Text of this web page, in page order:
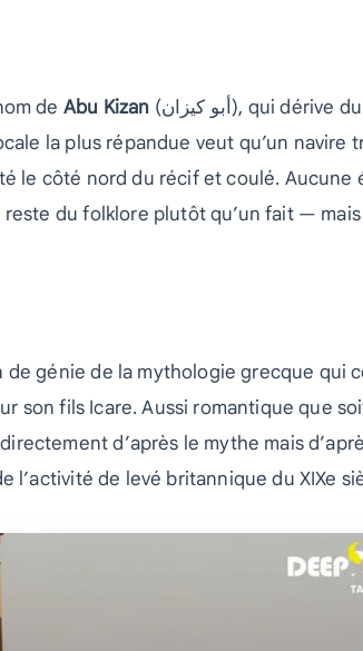
de Abu Kizan (أبو كيزان), qui dérive du mot arabe « kizan »,
la plus répandue veut qu’un navire
le côté nord du récif et coulé. Aucune
du folklore plutôt qu’un fait — mais
de génie de la mythologie grecque qui
son fils Icare. Aussi romantique que
d’après le mythe mais
l’activité de levé britannique du XIXe